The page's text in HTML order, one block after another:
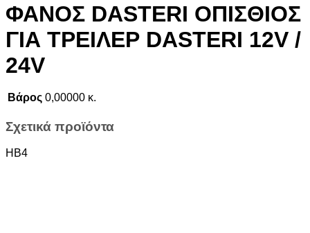
ΦΑΝΟΣ DASTERI ΟΠΙΣΘΙΟΣ
ΓΙΑ ΤΡΕΙΛΕΡ DASTERI 12V /
24V
Βάρος 0,00000 κ.
Σχετικά προϊόντα
HB4